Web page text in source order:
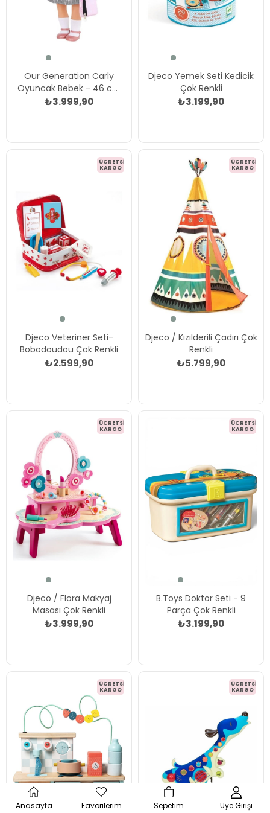
Our Generation Carly
Oyuncak Bebek - 46 cm
Çok Renkli
₺3.999,90
Djeco Yemek Seti Kedicik
Çok Renkli
₺3.199,90
Djeco Veteriner Seti-
Bobodoudou Çok Renkli
₺2.599,90
ÜCRETSIZ
KARGO
Djeco / Kızılderili Çadırı Çok
Renkli
₺5.799,90
ÜCRETSIZ
KARGO
Djeco / Flora Makyaj
Masası Çok Renkli
₺3.999,90
ÜCRETSIZ
KARGO
B.Toys Doktor Seti - 9
Parça Çok Renkli
₺3.199,90
ÜCRETSIZ
KARGO
ÜCRETSIZ
KARGO
ÜCRETSIZ
KARGO
Anasayfa Favorilerim Sepetim Üye Girişi